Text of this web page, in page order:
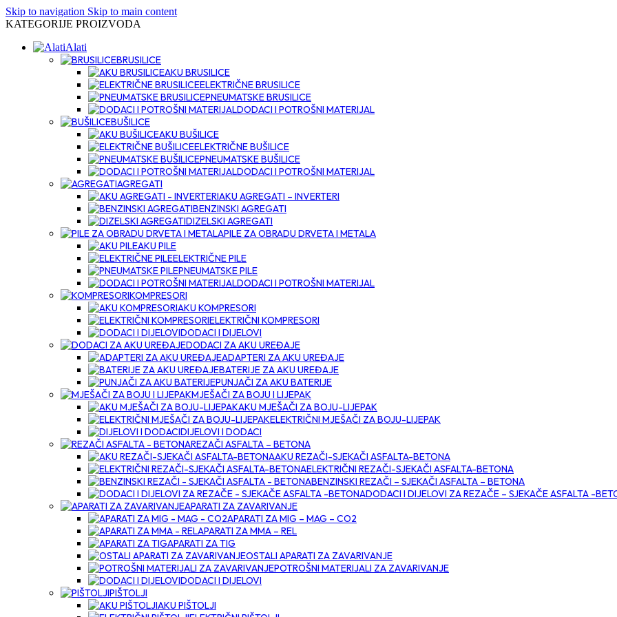
Skip to navigation Skip to main content
KATEGORIJE PROIZVODA
Alati
BRUSILICE
AKU BRUSILICE
ELEKTRIČNE BRUSILICE
PNEUMATSKE BRUSILICE
DODACI I POTROŠNI MATERIJAL
BUŠILICE
AKU BUŠILICE
ELEKTRIČNE BUŠILICE
PNEUMATSKE BUŠILICE
DODACI I POTROŠNI MATERIJAL
AGREGATI
AKU AGREGATI – INVERTERI
BENZINSKI AGREGATI
DIZELSKI AGREGATI
PILE ZA OBRADU DRVETA I METALA
AKU PILE
ELEKTRIČNE PILE
PNEUMATSKE PILE
DODACI I POTROŠNI MATERIJAL
KOMPRESORI
AKU KOMPRESORI
ELEKTRIČNI KOMPRESORI
DODACI I DIJELOVI
DODACI ZA AKU UREĐAJE
ADAPTERI ZA AKU UREĐAJE
BATERIJE ZA AKU UREĐAJE
PUNJAČI ZA AKU BATERIJE
MJEŠAČI ZA BOJU I LIJEPAK
AKU MJEŠAČI ZA BOJU-LIJEPAK
ELEKTRIČNI MJEŠAČI ZA BOJU-LIJEPAK
DIJELOVI I DODACI
REZAČI ASFALTA – BETONA
AKU REZAČI-SJEKAČI ASFALTA-BETONA
ELEKTRIČNI REZAČI-SJEKAČI ASFALTA-BETONA
BENZINSKI REZAČI – SJEKAČI ASFALTA – BETONA
DODACI I DIJELOVI ZA REZAČE – SJEKAČE ASFALTA -
APARATI ZA ZAVARIVANJE
APARATI ZA MIG – MAG – CO2
APARATI ZA MMA – REL
APARATI ZA TIG
OSTALI APARATI ZA ZAVARIVANJE
POTROŠNI MATERIJALI ZA ZAVARIVANJE
DODACI I DIJELOVI
PIŠTOLJI
AKU PIŠTOLJI